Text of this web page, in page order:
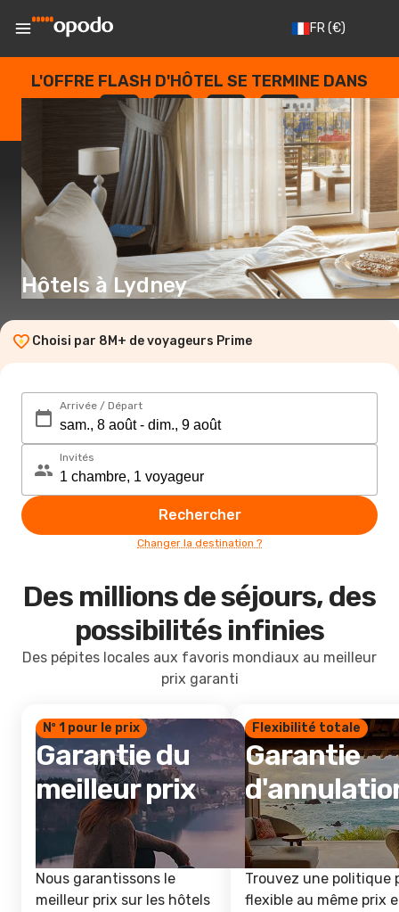
FR(€)
L'OFFRE FLASH D'HÔTEL SE TERMINE DANS
--
JOURS
: --
HEURES
: --
SECONDES
Hôtels à Lydney
Choisi par 8M+ de voyageurs Prime
Arrivée / Départ
Invités
Rechercher
Changer la destination ?
Des millions de séjours, des
possibilités infinies
Des pépites locales aux favoris mondiaux au meilleur
prix garanti
Nº 1 pour le prix
Garantie du
meilleur prix
Nous garantissons le
meilleur prix sur les hôtels
Flexibilité totale
Garantie
Trouvez une politique
flexible au même prix